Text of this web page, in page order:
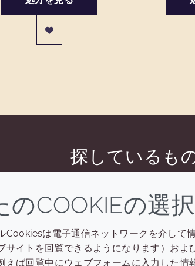
探しているも
InstagramLinkedInTiktok
会社
のCOOKIEの選択
Cookiesは電子通信ネットワークを介して
サイトを回覧できるようになります）お
えば回覧中にウェブフォームに入力した